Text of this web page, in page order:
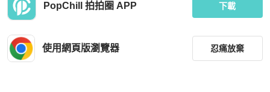
PopChill 拍拍圈 APP 下載
使用網頁版瀏覽器 忍痛放棄